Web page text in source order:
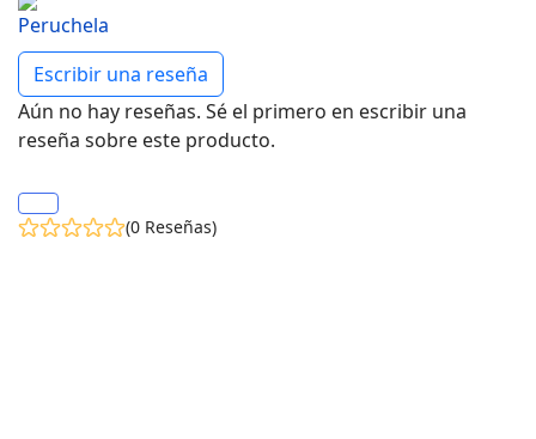
Escribir una reseña
Aún no hay reseñas. Sé el primero en escribir una
reseña sobre este producto.
(0 Reseñas)